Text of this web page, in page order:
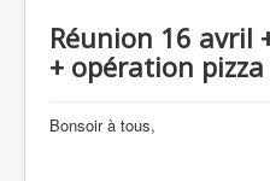
Réunion 16 avril
+ opération
Bonsoir à tous,